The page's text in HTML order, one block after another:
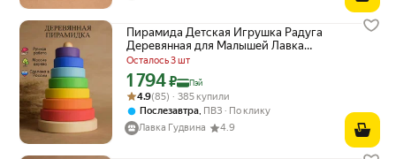
Пирамида Детская Игрушка Радуга
Деревянная для Малышей Лавка
Гудвина
Осталось 3 шт
Цена с картой Яндекс Пэй 1794 ₽ вместо
1 794₽ Пэй
Рейтинг товара: 4.9 из 5
Оценок: (85) · 385 купили
4.9(85) · 385 купили
Послезавтра, ПВЗ
По клику
Лавка Гудвина
4.9